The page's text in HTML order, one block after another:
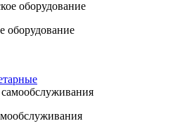
оборудование